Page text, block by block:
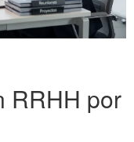
RRHH por